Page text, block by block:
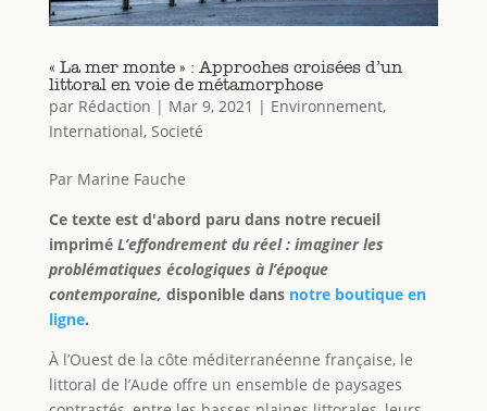
« La mer monte » : Approches croisées d’un
littoral en voie de métamorphose
par Rédaction | Mar 9, 2021 | Environnement,
International, Societé
Par Marine Fauche
Ce texte est d'abord paru dans notre recueil
imprimé L’effondrement du réel : imaginer les
problématiques écologiques à l’époque
contemporaine, disponible dans notre boutique en
ligne.
À l’Ouest de la côte méditerranéenne française, le
littoral de l’Aude offre un ensemble de paysages